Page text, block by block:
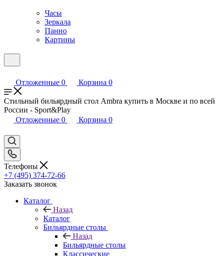
Часы
Зеркала
Панно
Картины
Отложенные 0 Корзина 0
Стильный бильярдный стол Ambra купить в Москве и по всей
России - Sport&Play
Отложенные 0 Корзина 0
Телефоны
+7 (495) 374-72-66
Заказать звонок
Каталог
Назад
Каталог
Бильярдные столы
Назад
Бильярдные столы
Классические